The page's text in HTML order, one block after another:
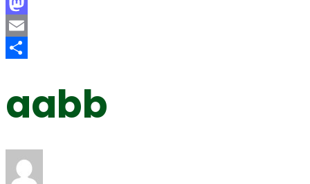
Facebook
Mastodon
Email
aabb